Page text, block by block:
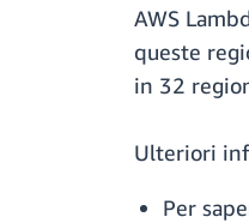
AWS
queste
in 32
Ulteriori
Per